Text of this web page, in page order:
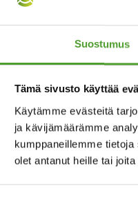
Suostumus
Tämä sivusto käyttää
Käytämme evästeitä
ja kävijämäärämme
kumppaneillemme
olet antanut heille tai